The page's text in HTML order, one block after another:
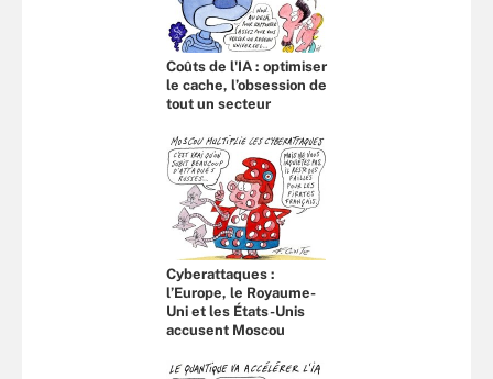
Coûts de l'IA : optimiser
le cache, l’obsession de
tout un secteur
Cyberattaques :
l’Europe, le Royaume-
Uni et les États-Unis
accusent Moscou